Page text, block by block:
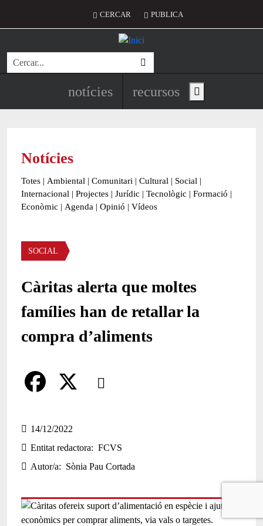
Menú del compte d'usuari
CERCAR PUBLICA
Cerca
Navegació principal de
notícies recursos Show main menu
Notícies
Totes | Ambiental | Comunitari | Cultural | Social |
Internacional | Projectes | Jurídic | Tecnològic | Formació |
Econòmic | Agenda | Opinió | Vídeos
Àmbit de la notícia
SOCIAL
Càritas alerta que moltes
famílies han de retallar la
compra d’aliments
Comparteix
a
c
e
o
14/12/2022
Entitat redactora
FCVS
Autor/a
Sònia Pau Cortada